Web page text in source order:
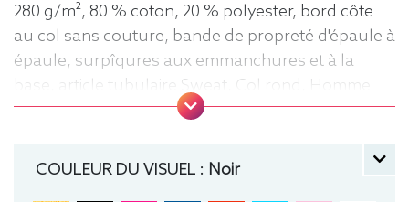
280 g/m², 80 % coton, 20 % polyester, bord côte
au col sans couture, bande de propreté d'épaule à
épaule, surpîqures aux emmanchures et à la
base, article tubulaire Sweat, Col rond, Homme
COULEUR DU VISUEL : Noir